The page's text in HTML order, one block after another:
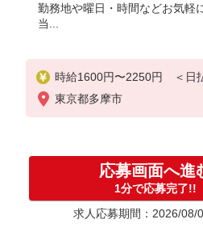
勤務地や曜日・時間などお気軽
当...
時給1600円〜2250円 ＜日
全支給(ガソリン代含む)＞
東京都多摩市
応募画面へ進
1分で応募完了!!
求人応募期間：2026/08/